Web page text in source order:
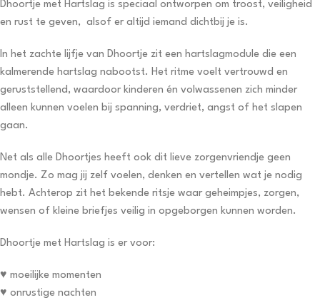
Dhoortje met Hartslag is speciaal ontworpen om troost, veiligheid
en rust te geven, alsof er altijd iemand dichtbij je is.
In het zachte lijfje van Dhoortje zit een hartslagmodule die een
kalmerende hartslag nabootst. Het ritme voelt vertrouwd en
geruststellend, waardoor kinderen én volwassenen zich minder
alleen kunnen voelen bij spanning, verdriet, angst of het slapen
gaan.
Net als alle Dhoortjes heeft ook dit lieve zorgenvriendje geen
mondje. Zo mag jij zelf voelen, denken en vertellen wat je nodig
hebt. Achterop zit het bekende ritsje waar geheimpjes, zorgen,
wensen of kleine briefjes veilig in opgeborgen kunnen worden.
Dhoortje met Hartslag is er voor:
♥ moeilijke momenten
♥ onrustige nachten